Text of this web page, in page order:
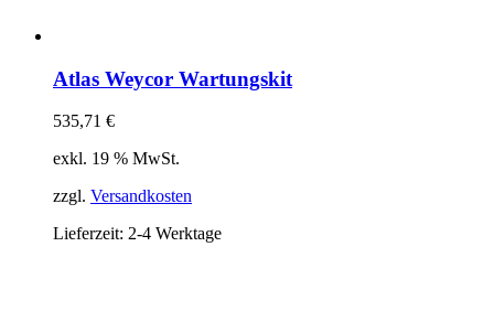
Atlas Weycor Wartungskit
535,71 €
exkl. 19 % MwSt.
zzgl. Versandkosten
Lieferzeit: 2-4 Werktage